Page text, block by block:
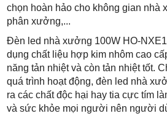
chọn hoàn hảo cho không gian nhà
phân xưởng,...
Đèn led nhà xưởng 100W HO-
dụng chất liệu hợp kim nhôm cao
năng tản nhiệt và còn tản nhiệt tốt.
quá trình hoạt động, đèn led nhà
ra các chất độc hại hay tia cực tím
và sức khỏe mọi người nên người